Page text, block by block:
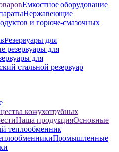
Емкостное оборудование
Нержавеющие
и горюче-смазочных
Резервуары для
резервуары для
для
стальной резервуар
кожухотрубных
Наша продукцияОсновные
теплообменник
Промышленные